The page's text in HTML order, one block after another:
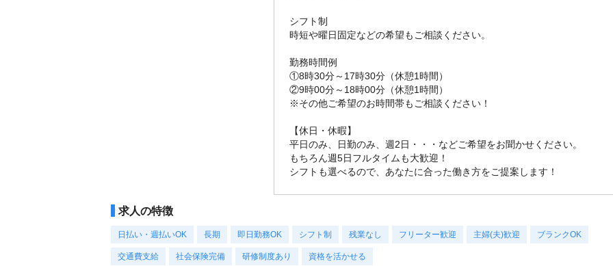
シフト制
時短や曜日固定などの希望もご相談ください。
勤務時間例
①8時30分～17時30分（休憩1時間）
②9時00分～18時00分（休憩1時間）
※その他ご希望のお時間帯もご相談ください！
【休日・休暇】
平日のみ、日勤のみ、週2日・・・などご希望をお聞かせください。
もちろん週5日フルタイムも大歓迎！
シフトも選べるので、あなたに合った働き方をご提案します！
求人の特徴
日払い・週払いOK 長期 即日勤務OK シフト制 残業なし フリーター歓迎 主婦(夫)歓迎 ブランクOK
交通費支給 社会保険完備 研修制度あり 資格を活かせる